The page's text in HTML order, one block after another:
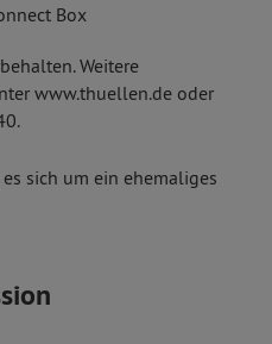
Box
Weitere
www.thuellen.de oder
sich um ein ehemaliges